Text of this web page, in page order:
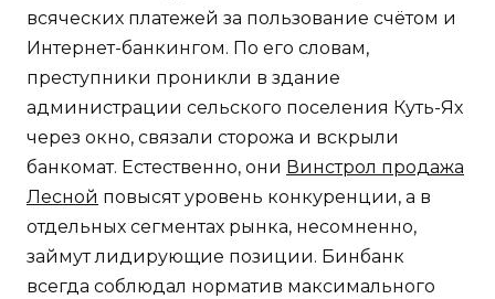
всяческих платежей за пользование счётом и
Интернет-банкингом. По его словам,
преступники проникли в здание
администрации сельского поселения Куть-Ях
через окно, связали сторожа и вскрыли
банкомат. Естественно, они Винстрол продажа
Лесной повысят уровень конкуренции, а в
отдельных сегментах рынка, несомненно,
займут лидирующие позиции. Бинбанк
всегда соблюдал норматив максимального